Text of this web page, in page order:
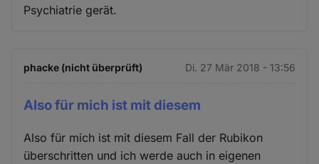
Psychiatrie gerät.
phacke (nicht überprüft) Di. 27 Mär 2018 - 13:56
Also für mich ist mit diesem
Also für mich ist mit diesem Fall der Rubikon
überschritten und ich werde auch in eigenen